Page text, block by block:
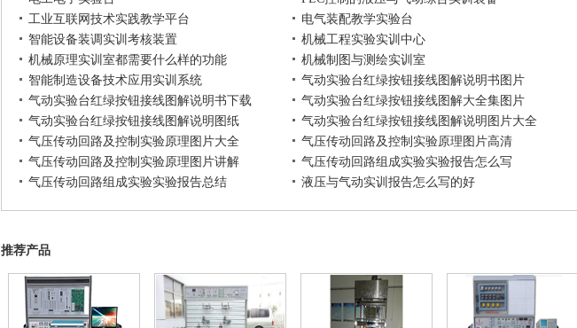
工业互联网技术实践教学平台
电气装配教学实验台
智能设备装调实训考核装置
机械工程实验实训中心
机械原理实训室都需要什么样的功能
机械制图与测绘实训室
智能制造设备技术应用实训系统
气动实验台红绿按钮接线图解说明书图片
气动实验台红绿按钮接线图解说明书下载
气动实验台红绿按钮接线图解大全集图片
气动实验台红绿按钮接线图解说明图纸
气动实验台红绿按钮接线图解说明图片大全
气压传动回路及控制实验原理图片大全
气压传动回路及控制实验原理图片高清
气压传动回路及控制实验原理图片讲解
气压传动回路组成实验实验报告怎么写
气压传动回路组成实验实验报告总结
液压与气动实训报告怎么写的好
推荐产品